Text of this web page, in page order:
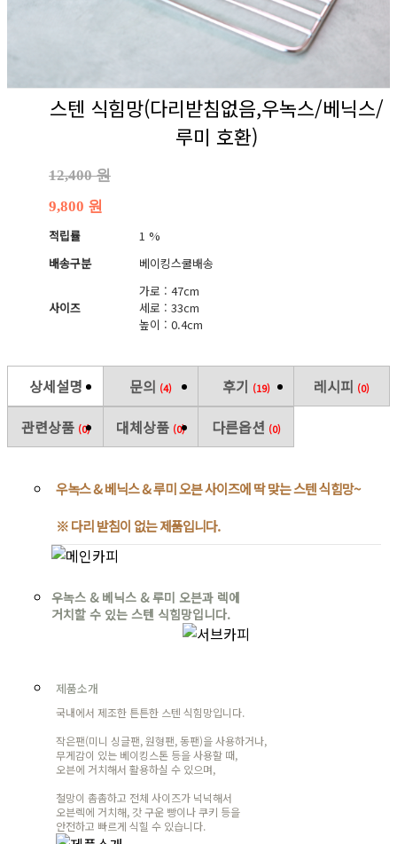
스텐 식힘망(다리받침없음,우녹스/베닉스/
루미 호환)
12,400 원
9,800 원
적립률
1 %
배송구분
베이킹스쿨배송
사이즈
가로 : 47cm
세로 : 33cm
높이 : 0.4cm
상세설명 문의 (4) 후기 (19) 레시피 (0)
관련상품 (0) 대체상품 (0) 다른옵션 (0)
우녹스 & 베닉스 & 루미 오븐 사이즈에 딱 맞는 스텐 식힘망~
※ 다리 받침이 없는 제품입니다.
우녹스 & 베닉스 & 루미 오븐과 렉에
거치할 수 있는 스텐 식힘망입니다.
제품소개
국내에서 제조한 튼튼한 스텐 식힘망입니다.
작은팬(미니 싱글팬, 원형팬, 동팬)을 사용하거나,
무게감이 있는 베이킹스톤 등을 사용할 때,
오븐에 거치해서 활용하실 수 있으며,
철망이 촘촘하고 전체 사이즈가 넉넉해서
오븐렉에 거치해, 갓 구운 빵이나 쿠키 등을
안전하고 빠르게 식힐 수 있습니다.